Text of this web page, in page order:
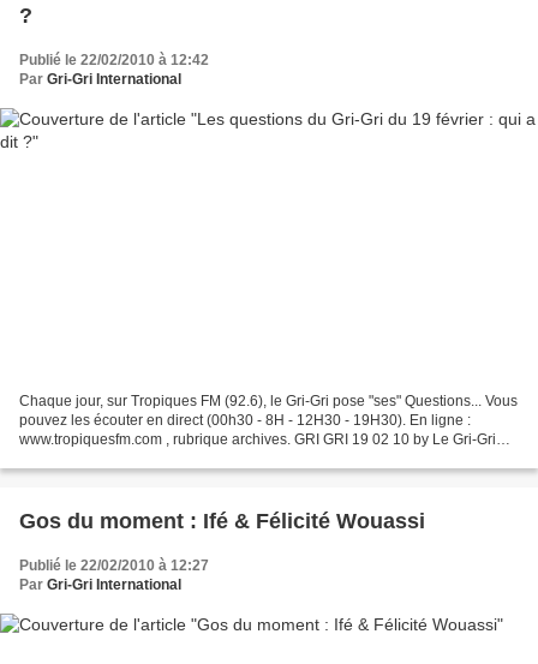
?
Publié le 22/02/2010 à 12:42
Par Gri-Gri International
Chaque jour, sur Tropiques FM (92.6), le Gri-Gri pose "ses" Questions... Vous
pouvez les écouter en direct (00h30 - 8H - 12H30 - 19H30). En ligne :
www.tropiquesfm.com , rubrique archives. GRI GRI 19 02 10 by Le Gri-Gri
Gos du moment : Ifé & Félicité Wouassi
Publié le 22/02/2010 à 12:27
Par Gri-Gri International